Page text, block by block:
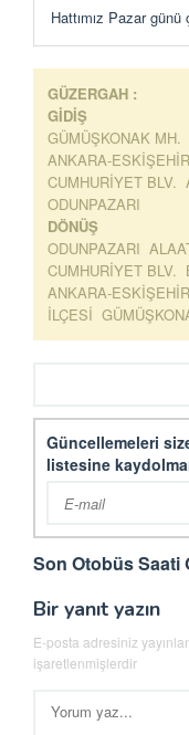
Hattımız Pazar günü
GÜZERGAH :
GİDİŞ
GÜMÜŞKONAK
ANKARA-
CUMHURİYET BLV.
ODUNPAZARI
DÖNÜŞ
ODUNPAZARI
CUMHURİYET BLV.
ANKARA-
İLÇESİ
Güncellemeleri
listesine
Son Otobüs Saati
Bir yanıt yazın
E-posta adresiniz
işaretlenmişlerdir